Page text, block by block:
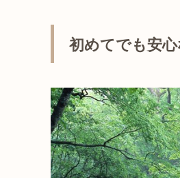
初めてでも安